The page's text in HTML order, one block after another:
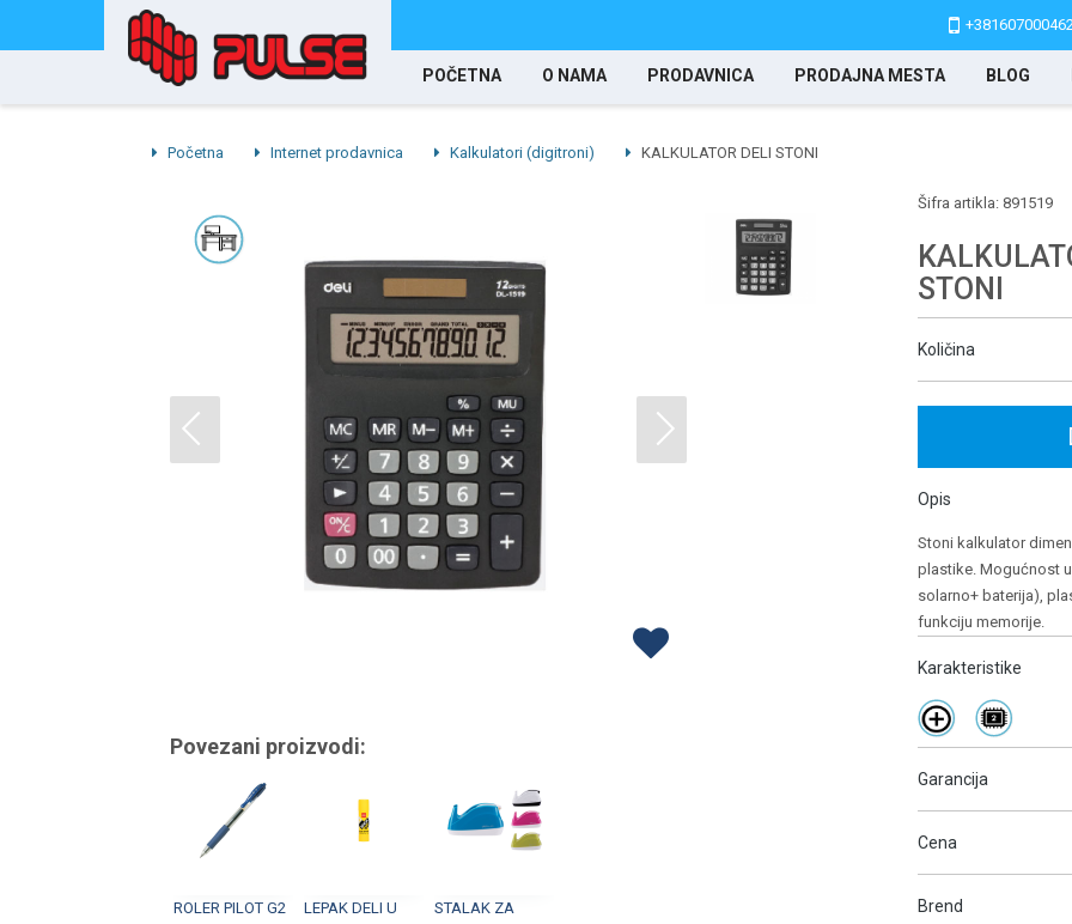
POČETNA O NAMA PRODAVNICA PRODAJNA MESTA BLOG
Početna Internet prodavnica Kalkulatori (digitroni) KALKULATOR DELI STONI
Povezani proizvodi:
ROLER PILOT G2
LEPAK DELI U
STALAK ZA
Šifra artikla: 891519
STONI
Količina
Opis
Stoni kalkulator
plastike. Mogućnost
solarno+ baterija),
funkciju memorije.
Karakteristike
Garancija
Cena
Brend